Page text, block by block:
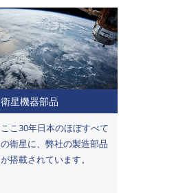
衛星機器部品
ここ30年日本のほぼすべて
の衛星に、弊社の製造部品
が搭載されています。